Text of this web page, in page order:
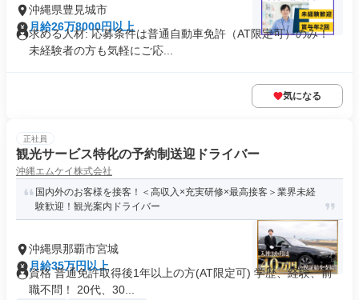
沖縄県豊見城市
月給26万8000円以上
求める人材: 応募条件は普通自動車免許（AT限定可）のみ！
未経験者の方も気軽にご応...
気になる
正社員
観光サービス特化の予約制送迎ドライバー
沖縄エムケイ株式会社
国内外のお客様を接客！＜高収入×充実研修×最高接客＞業界未経
験歓迎！観光案内ドライバー
沖縄県那覇市宮城
月給35万円以上
資格 普通免許取得後1年以上の方(AT限定可) 学歴、経験、前
職不問！ 20代、30...